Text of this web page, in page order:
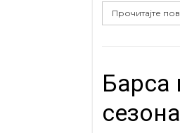
Прочитајте
Барса